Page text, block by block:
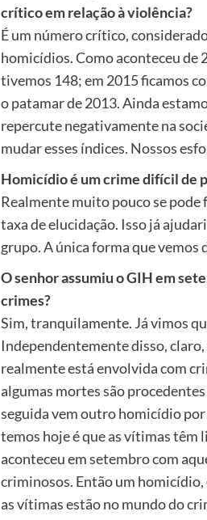
crítico em relação à violência?
É um número crítico,
homicídios. Como aconteceu de
tivemos 148; em 2015 ficamos
o patamar de 2013. Ainda
repercute negativamente na
mudar esses índices. Nossos
Homicídio é um crime difícil de
Realmente muito pouco se pode
taxa de elucidação. Isso já
grupo. A única forma que vemos
O senhor assumiu o GIH em
crimes?
Sim, tranquilamente. Já vimos
Independentemente disso,
realmente está envolvida com
algumas mortes são
seguida vem outro homicídio
temos hoje é que as vítimas têm
aconteceu em setembro com
criminosos. Então um
as vítimas estão no mundo do